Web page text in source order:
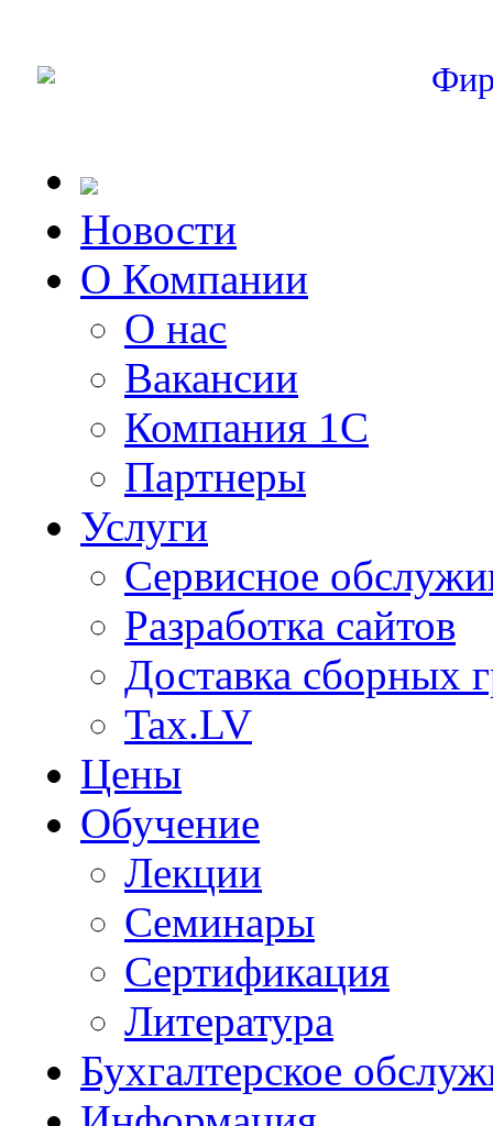
Новости
О Компании
О нас
Вакансии
Компания 1С
Партнеры
Услуги
Сервисное
Разработка сайтов
Доставка сборных
Tax.LV
Цены
Обучение
Лекции
Семинары
Сертификация
Литература
Бухгалтерское